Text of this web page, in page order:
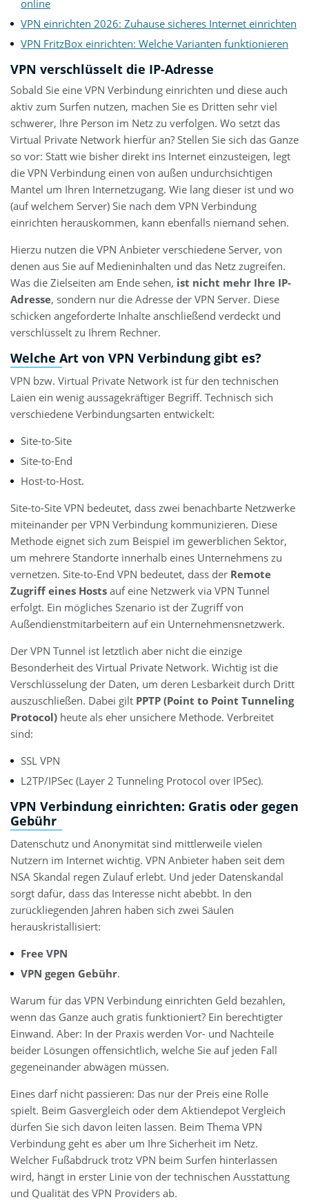
online
VPN einrichten 2026: Zuhause sicheres Internet einrichten
VPN FritzBox einrichten: Welche Varianten funktionieren
VPN verschlüsselt die IP-Adresse
Sobald Sie eine VPN Verbindung einrichten und diese auch
aktiv zum Surfen nutzen, machen Sie es Dritten sehr viel
schwerer, Ihre Person im Netz zu verfolgen. Wo setzt das
Virtual Private Network hierfür an? Stellen Sie sich das Ganze
so vor: Statt wie bisher direkt ins Internet einzusteigen, legt
die VPN Verbindung einen von außen undurchsichtigen
Mantel um Ihren Internetzugang. Wie lang dieser ist und wo
(auf welchem Server) Sie nach dem VPN Verbindung
einrichten herauskommen, kann ebenfalls niemand sehen.
Hierzu nutzen die VPN Anbieter verschiedene Server, von
denen aus Sie auf Medieninhalten und das Netz zugreifen.
Was die Zielseiten am Ende sehen, ist nicht mehr Ihre IP-
Adresse, sondern nur die Adresse der VPN Server. Diese
schicken angeforderte Inhalte anschließend verdeckt und
verschlüsselt zu Ihrem Rechner.
Welche Art von VPN Verbindung gibt es?
VPN bzw. Virtual Private Network ist für den technischen
Laien ein wenig aussagekräftiger Begriff. Technisch sich
verschiedene Verbindungsarten entwickelt:
Site-to-Site
Site-to-End
Host-to-Host.
Site-to-Site VPN bedeutet, dass zwei benachbarte Netzwerke
miteinander per VPN Verbindung kommunizieren. Diese
Methode eignet sich zum Beispiel im gewerblichen Sektor,
um mehrere Standorte innerhalb eines Unternehmens zu
vernetzen. Site-to-End VPN bedeutet, dass der Remote
Zugriff eines Hosts auf eine Netzwerk via VPN Tunnel
erfolgt. Ein mögliches Szenario ist der Zugriff von
Außendienstmitarbeitern auf ein Unternehmensnetzwerk.
Der VPN Tunnel ist letztlich aber nicht die einzige
Besonderheit des Virtual Private Network. Wichtig ist die
Verschlüsselung der Daten, um deren Lesbarkeit durch Dritt
auszuschließen. Dabei gilt PPTP (Point to Point Tunneling
Protocol) heute als eher unsichere Methode. Verbreitet
sind:
SSL VPN
L2TP/IPSec (Layer 2 Tunneling Protocol over IPSec).
VPN Verbindung einrichten: Gratis oder gegen
Gebühr
Datenschutz und Anonymität sind mittlerweile vielen
Nutzern im Internet wichtig. VPN Anbieter haben seit dem
NSA Skandal regen Zulauf erlebt. Und jeder Datenskandal
sorgt dafür, dass das Interesse nicht abebbt. In den
zurückliegenden Jahren haben sich zwei Säulen
herauskristallisiert:
Free VPN
VPN gegen Gebühr.
Warum für das VPN Verbindung einrichten Geld bezahlen,
wenn das Ganze auch gratis funktioniert? Ein berechtigter
Einwand. Aber: In der Praxis werden Vor- und Nachteile
beider Lösungen offensichtlich, welche Sie auf jeden Fall
gegeneinander abwägen müssen.
Eines darf nicht passieren: Das nur der Preis eine Rolle
spielt. Beim Gasvergleich oder dem Aktiendepot Vergleich
dürfen Sie sich davon leiten lassen. Beim Thema VPN
Verbindung geht es aber um Ihre Sicherheit im Netz.
Welcher Fußabdruck trotz VPN beim Surfen hinterlassen
wird, hängt in erster Linie von der technischen Ausstattung
und Qualität des VPN Providers ab.